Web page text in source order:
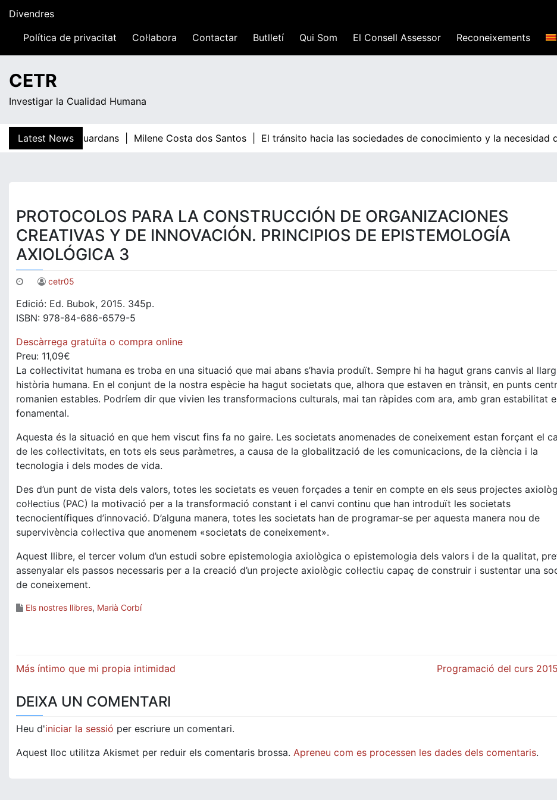
content
Divendres
21:00Política de privacitat Col·labora Contactar Butlletí Qui Som El Consell Assessor Reconeixements
CETR
Investigar la Cualidad Humana
Latest News
Teresa Guardans | Milene Costa dos Santos | El tránsito hacia las sociedades de conocimiento y la
PROTOCOLOS PARA LA CONSTRUCCIÓN DE ORGANIZACIONES
CREATIVAS Y DE INNOVACIÓN. PRINCIPIOS DE EPISTEMOLOGÍA
AXIOLÓGICA 3
cetr05
Edició: Ed. Bubok, 2015. 345p.
ISBN: 978-84-686-6579-5
Descàrrega gratuïta o compra online
Preu: 11,09€
La col·lectivitat humana es troba en una situació que mai abans s’havia produït. Sempre hi ha hagut grans canvis al
història humana. En el conjunt de la nostra espècie ha hagut societats que, alhora que estaven en trànsit, en punts
romanien estables. Podríem dir que vivien les transformacions culturals, mai tan ràpides com ara, amb gran estabilitat
fonamental.
Aquesta és la situació en que hem viscut fins fa no gaire. Les societats anomenades de coneixement estan forçant el
de les col·lectivitats, en tots els seus paràmetres, a causa de la globalització de les comunicacions, de la ciència i la
tecnologia i dels modes de vida.
Des d’un punt de vista dels valors, totes les societats es veuen forçades a tenir en compte en els seus projectes
col·lectius (PAC) la motivació per a la transformació constant i el canvi continu que han introduït les societats
tecnocientífiques d’innovació. D’alguna manera, totes les societats han de programar-se per aquesta manera nou de
supervivència col·lectiva que anomenem «societats de coneixement».
Aquest llibre, el tercer volum d’un estudi sobre epistemologia axiològica o epistemologia dels valors i de la qualitat,
assenyalar els passos necessaris per a la creació d’un projecte axiològic col·lectiu capaç de construir i sustentar una
de coneixement.
Els nostres llibres, Marià Corbí
Navegació
Más íntimo que mi propia intimidad Programació del curs
DEIXA UN COMENTARI
Heu d'iniciar la sessió per escriure un comentari.
Aquest lloc utilitza Akismet per reduir els comentaris brossa. Apreneu com es processen les dades dels comentaris.